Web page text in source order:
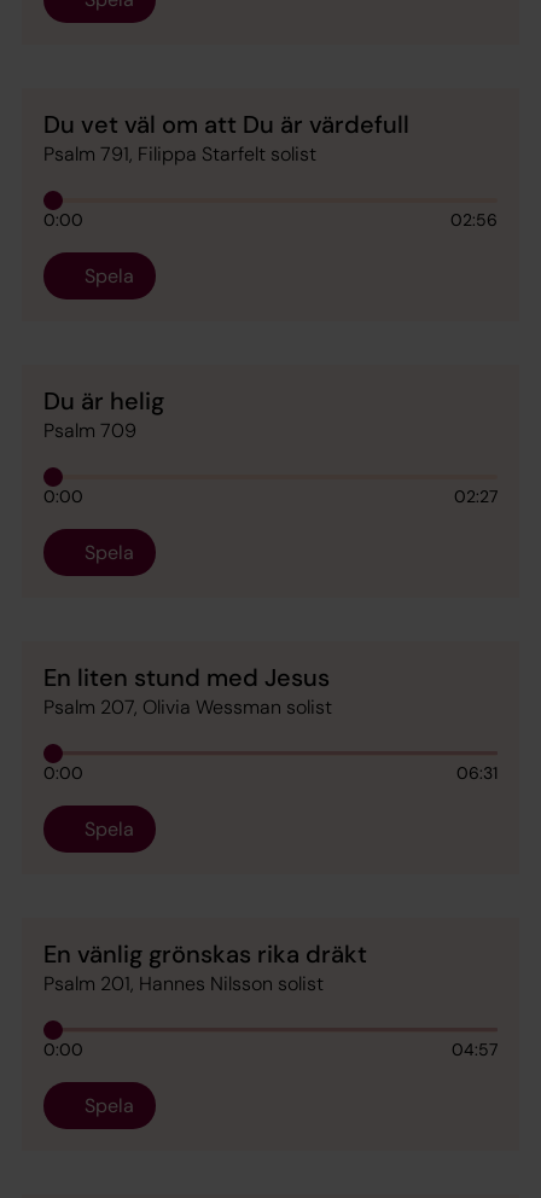
Du vet väl om att Du är värdefull
Psalm 791, Filippa Starfelt solist
0:00 02:56
Spela
Du är helig
Psalm 709
0:00 02:27
Spela
En liten stund med Jesus
Psalm 207, Olivia Wessman solist
0:00 06:31
Spela
En vänlig grönskas rika dräkt
Psalm 201, Hannes Nilsson solist
0:00 04:57
Spela